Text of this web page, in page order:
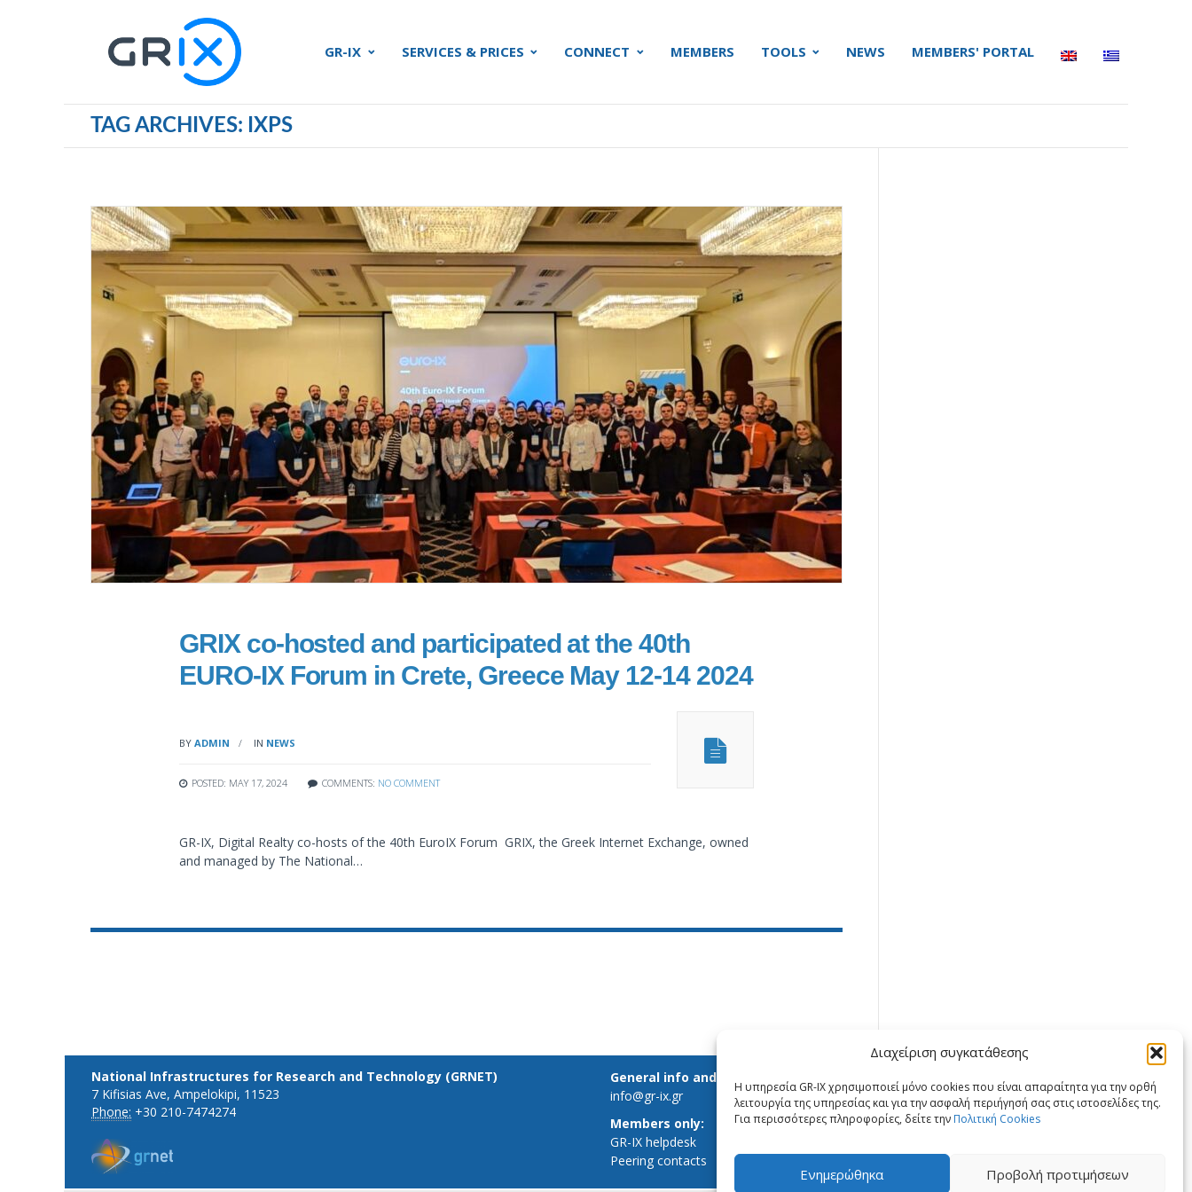
Διαχείριση συγκατάθεσης
Η υπηρεσία GR-IX χρησιμοποιεί μόνο cookies που είναι απαραίτητα για την ορθή
λειτουργία της υπηρεσίας και για την ασφαλή περιήγησή σας στις ιστοσελίδες της.
Για περισσότερες πληροφορίες, δείτε την Πολιτική Cookies
Ενημερώθηκα Προβολή προτιμήσεων
GR-IX SERVICES & PRICES CONNECT MEMBERS TOOLS NEWS MEMBERS' PORTAL
TAG ARCHIVES: IXPS
GRIX co-hosted and participated at the 40th
EURO-IX Forum in Crete, Greece May 12-14 2024
BY ADMIN IN NEWS
POSTED: MAY 17, 2024 COMMENTS: NO COMMENT
GR-IX, Digital Realty co-hosts of the 40th EuroIX Forum GRIX, the Greek Internet Exchange, owned
and managed by The National…
National Infrastructures for Research and Technology (GRNET)
7 Kifisias Ave, Ampelokipi, 11523
Phone: +30 210-7474274
General info and inquiries:
info@gr-ix.gr
Members only:
GR-IX helpdesk
Peering contacts
X LinkedIn